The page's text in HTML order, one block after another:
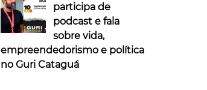
participa de
podcast e fala
sobre vida,
empreendedorismo e política
no Guri Cataguá